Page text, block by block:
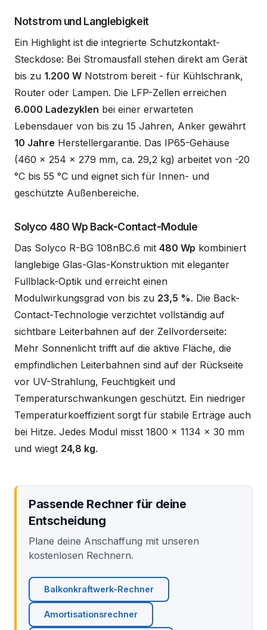
Notstrom und Langlebigkeit
Ein Highlight ist die integrierte Schutzkontakt-
Steckdose: Bei Stromausfall stehen direkt am Gerät
bis zu 1.200 W Notstrom bereit - für Kühlschrank,
Router oder Lampen. Die LFP-Zellen erreichen
6.000 Ladezyklen bei einer erwarteten
Lebensdauer von bis zu 15 Jahren, Anker gewährt
10 Jahre Herstellergarantie. Das IP65-Gehäuse
(460 x 254 x 279 mm, ca. 29,2 kg) arbeitet von -20
°C bis 55 °C und eignet sich für Innen- und
geschützte Außenbereiche.
Solyco 480 Wp Back-Contact-Module
Das Solyco R-BG 108nBC.6 mit 480 Wp kombiniert
langlebige Glas-Glas-Konstruktion mit eleganter
Fullblack-Optik und erreicht einen
Modulwirkungsgrad von bis zu 23,5 %. Die Back-
Contact-Technologie verzichtet vollständig auf
sichtbare Leiterbahnen auf der Zellvorderseite:
Mehr Sonnenlicht trifft auf die aktive Fläche, die
empfindlichen Leiterbahnen sind auf der Rückseite
vor UV-Strahlung, Feuchtigkeit und
Temperaturschwankungen geschützt. Ein niedriger
Temperaturkoeffizient sorgt für stabile Erträge auch
bei Hitze. Jedes Modul misst 1800 x 1134 x 30 mm
und wiegt 24,8 kg.
Passende Rechner für deine
Entscheidung
Plane deine Anschaffung mit unseren
kostenlosen Rechnern.
Balkonkraftwerk-Rechner
Amortisationsrechner